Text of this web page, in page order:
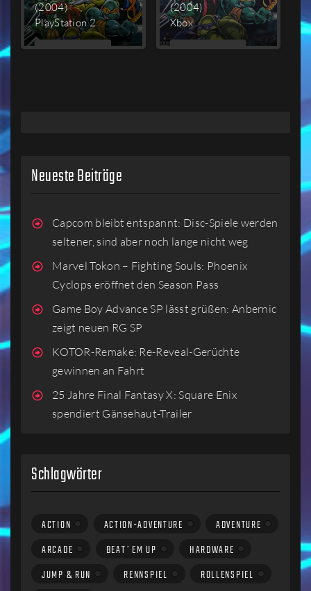
(2004)
PlayStation 2
MEHR
(2004)
Xbox
MEHR
Neueste Beiträge
Capcom bleibt entspannt: Disc-Spiele werden
seltener, sind aber noch lange nicht weg
Marvel Tokon – Fighting Souls: Phoenix
Cyclops eröffnet den Season Pass
Game Boy Advance SP lässt grüßen: Anbernic
zeigt neuen RG SP
KOTOR-Remake: Re-Reveal-Gerüchte
gewinnen an Fahrt
25 Jahre Final Fantasy X: Square Enix
spendiert Gänsehaut-Trailer
Schlagwörter
ACTION ACTION-ADVENTURE
ADVENTURE
ARCADE
BEAT´EM UP
HARDWARE
JUMP & RUN
RENNSPIEL
ROLLENSPIEL